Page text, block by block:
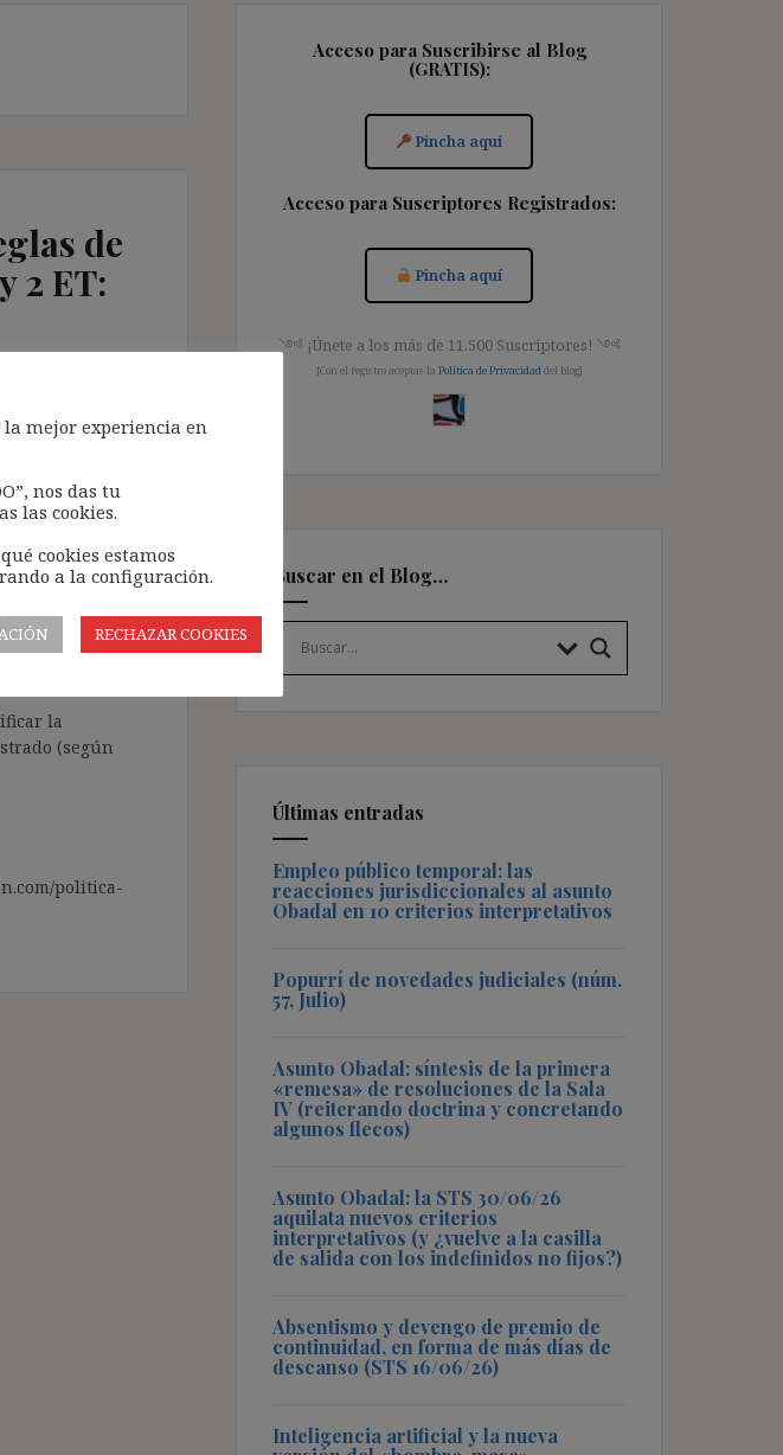
de
2 ET:
(IAG) con
por los
a las
a través,
o bien, en
la
(según
politica-
Acceso para Suscribirse al Blog
(GRATIS):
Pincha aquí
Acceso para Suscriptores Registrados:
Pincha aquí
༺ ¡Únete a los más de 11.500 Suscriptores! ༺
[Con el registro aceptas la Política de Privacidad del blog]
Buscar en el Blog…
Últimas entradas
Empleo público temporal: las
reacciones jurisdiccionales al asunto
Obadal en 10 criterios interpretativos
Popurrí de novedades judiciales (núm.
57, Julio)
Asunto Obadal: síntesis de la primera
«remesa» de resoluciones de la Sala
IV (reiterando doctrina y concretando
algunos flecos)
Asunto Obadal: la STS 30/06/26
aquilata nuevos criterios
interpretativos (y ¿vuelve a la casilla
de salida con los indefinidos no fijos?)
Absentismo y devengo de premio de
continuidad, en forma de más días de
descanso (STS 16/06/26)
Inteligencia artificial y la nueva
mejor experiencia en
nos das tu
las cookies.
cookies estamos
a la configuración.
RECHAZAR COOKIES